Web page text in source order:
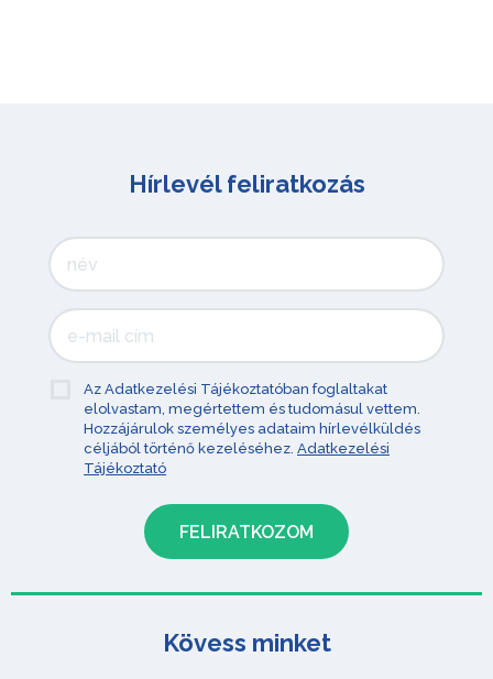
Hírlevél feliratkozás
Az Adatkezelési Tájékoztatóban foglaltakat
elolvastam, megértettem és tudomásul vettem.
Hozzájárulok személyes adataim hírlevélküldés
céljából történő kezeléséhez. Adatkezelési
Tájékoztató
Kövess minket